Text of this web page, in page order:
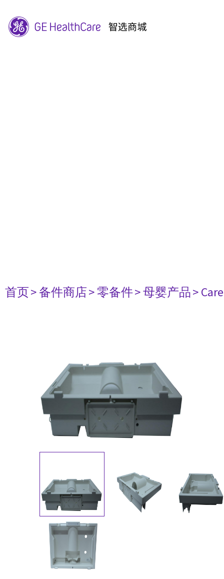
首页> 备件商店> 零备件> 母婴产品>